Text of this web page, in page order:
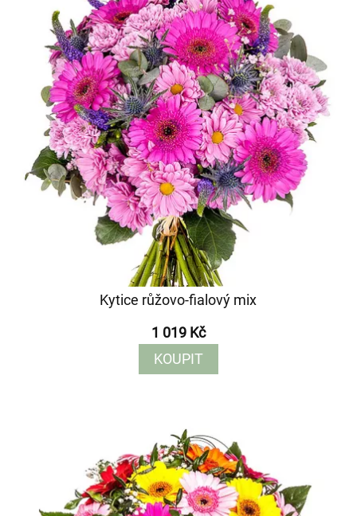
Kytice růžovo-fialový mix
1 019 Kč
KOUPIT